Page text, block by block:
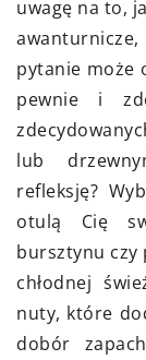
uwagę na to,
pytanie może
pewnie i
lub
refleksję?
otulą Cię
bursztynu czy
chłodnej
nuty, które
dobór